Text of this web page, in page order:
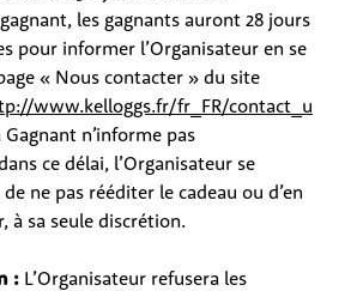
les gagnants auront 28 jours
pour informer l’Organisateur en se
« Nous contacter » du site
www.kelloggs.fr/fr_FR/contact_u
Gagnant n’informe pas
ce délai, l’Organisateur se
ne pas rééditer le cadeau ou d’en
à sa seule discrétion.
: L’Organisateur refusera les